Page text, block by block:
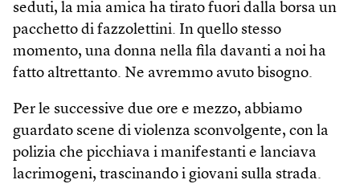
seduti, la mia amica ha tirato fuori dalla borsa un
pacchetto di fazzolettini. In quello stesso
momento, una donna nella fila davanti a noi ha
fatto altrettanto. Ne avremmo avuto bisogno.
Per le successive due ore e mezzo, abbiamo
guardato scene di violenza sconvolgente, con la
polizia che picchiava i manifestanti e lanciava
lacrimogeni, trascinando i giovani sulla strada.